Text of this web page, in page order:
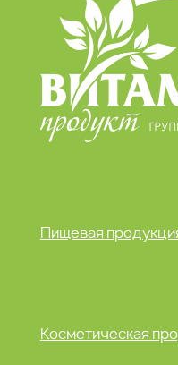
Пищевая
Косметическая